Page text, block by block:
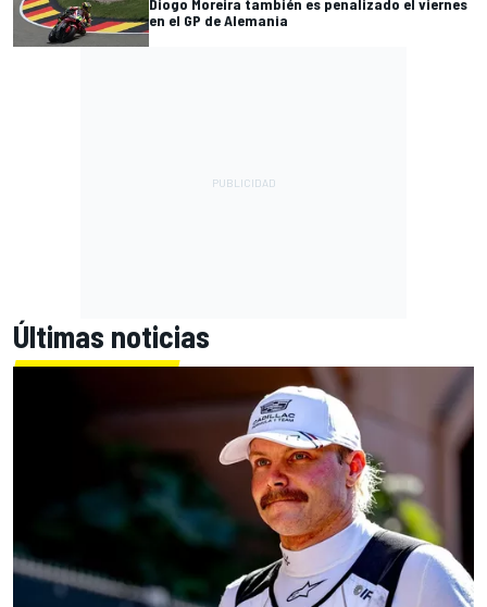
Diogo Moreira también es penalizado el viernes
en el GP de Alemania
Últimas noticias